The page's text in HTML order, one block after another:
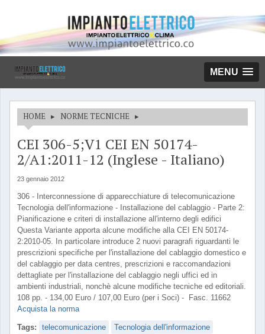
MENU
HOME ▸ NORME TECNICHE ▸
CEI 306-5;V1 CEI EN 50174-
2/A1:2011-12 (Inglese - Italiano)
23 gennaio 2012
306 - Interconnessione di apparecchiature di telecomunicazione
Tecnologia dell'informazione - Installazione del cablaggio - Parte 2:
Pianificazione e criteri di installazione all'interno degli edifici
Questa Variante apporta alcune modifiche alla CEI EN 50174-
2:2010-05. In particolare introduce 2 nuovi paragrafi riguardanti le
prescrizioni specifiche per l'installazione del cablaggio domestico e
del cablaggio per data centres, prescrizioni e raccomandazioni
dettagliate per l'installazione del cablaggio negli uffici ed in
ambienti industriali, nonchè alcune modifiche tecniche ed editoriali.
108 pp. - 134,00 Euro / 107,00 Euro (per i Soci) - Fasc. 11662
Acquista la norma
Tags: telecomunicazione
Tecnologia dell'informazione